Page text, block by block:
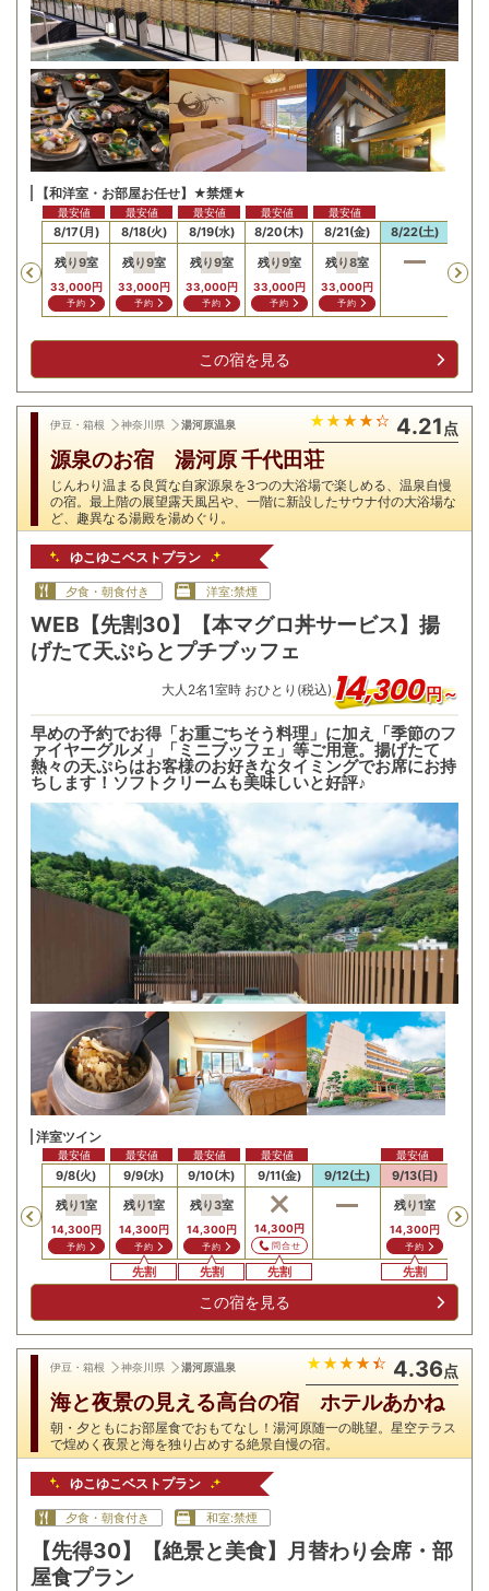
【和洋室・お部屋お任せ】★禁煙★
Previous
8/17(月)
残り9室
33,000円
予約
最安値
8/18(火)
残り9室
33,000円
予約
最安値
8/19(水)
残り9室
33,000円
予約
最安値
8/20(木)
残り9室
33,000円
予約
最安値
8/21(金)
残り8室
33,000円
予約
最安値
8/22(土)
残り
この宿を見る
伊豆・箱根 神奈川県 湯河原温泉 4.21 点
源泉のお宿 湯河原 千代田荘
じんわり温まる良質な自家源泉を3つの大浴場で楽しめる、温泉自慢
の宿。最上階の展望露天風呂や、一階に新設したサウナ付の大浴場な
ど、趣異なる湯殿を湯めぐり。
ゆこゆこベストプラン
夕食・朝食付き 洋室:禁煙
WEB【先割30】【本マグロ丼サービス】揚
げたて天ぷらとプチブッフェ
大人 2名1室時 おひとり(税込)14,300円～
早めの予約でお得「お重ごちそう料理」に加え「季節のフ
ァイヤーグルメ」「ミニブッフェ」等ご用意。揚げたて
熱々の天ぷらはお客様のお好きなタイミングでお席にお持
ちします！ソフトクリームも美味しいと好評♪
洋室ツイン
Previous
9/8(火)
残り1室
14,300円
予約
最安値
9/9(水)
残り1室
14,300円
予約
先割
最安値
9/10(木)
残り3室
14,300円
予約
先割
最安値
9/11(金)
14,300円
問合せ
先割
最安値
9/12(土)
9/13(日)
残り1室
14,300円
予約
先割
最安値
残り
この宿を見る
伊豆・箱根 神奈川県 湯河原温泉 4.36点
海と夜景の見える高台の宿 ホテルあかね
朝・夕ともにお部屋食でおもてなし！湯河原随一の眺望。星空テラス
で煌めく夜景と海を独り占めする絶景自慢の宿。
ゆこゆこベストプラン
夕食・朝食付き 和室:禁煙
【先得30】【絶景と美食】月替わり会席・部
屋食プラン